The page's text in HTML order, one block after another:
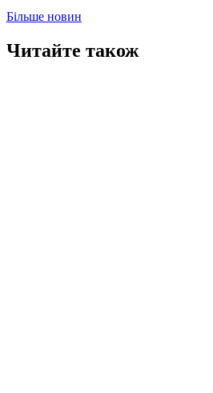
Більше новин
Читайте також